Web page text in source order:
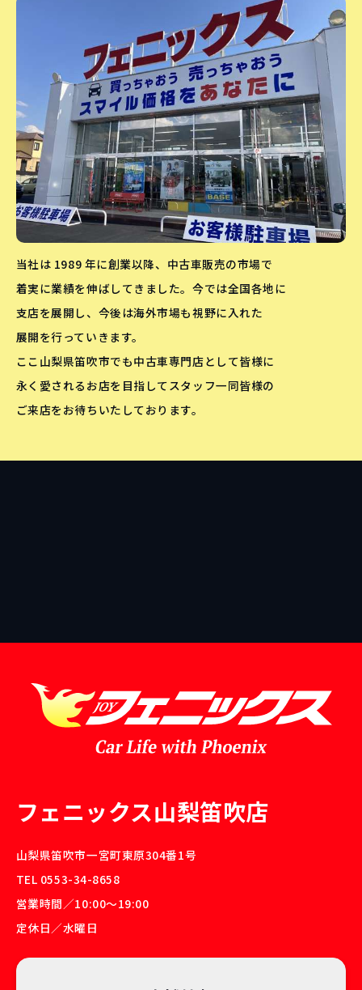
当社は 1989 年に創業以降、中古車販売の市場で
着実に業績を伸ばしてきました。今では全国各地に
支店を展開し、今後は海外市場も視野に入れた
展開を行っていきます。
ここ山梨県笛吹市でも中古車専門店として皆様に
永く愛されるお店を目指してスタッフ一同皆様の
ご来店をお待ちいたしております。
フェニックス山梨笛吹店
山梨県笛吹市一宮町東原304番1号
TEL 0553-34-8658
営業時間／10:00〜19:00
定休日／水曜日